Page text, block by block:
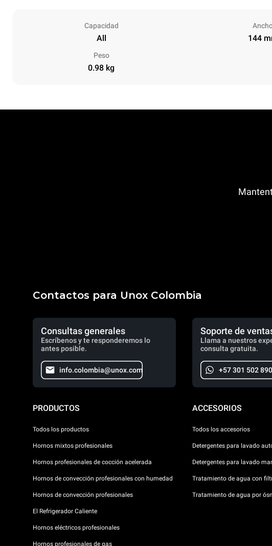
Capacidad
All 144
Peso
0.98 kg
Contactos para Unox Colombia
Consultas generales
Escríbenos y te responderemos lo
antes posible.
info.colombia@unox.com
Soporte de
Llama a nuestros
consulta gratuita.
+57 301 502
PRODUCTOS
Todos los productos
Hornos mixtos profesionales
Hornos profesionales de cocción acelerada
Hornos de convección profesionales con humedad
Hornos de convección profesionales
El Refrigerador Caliente
Hornos eléctricos profesionales
Hornos profesionales de gas
ACCESORIOS
Todos los accesorios
Detergentes para lavado
Detergentes para lavado
Tratamiento de agua con
Tratamiento de agua por